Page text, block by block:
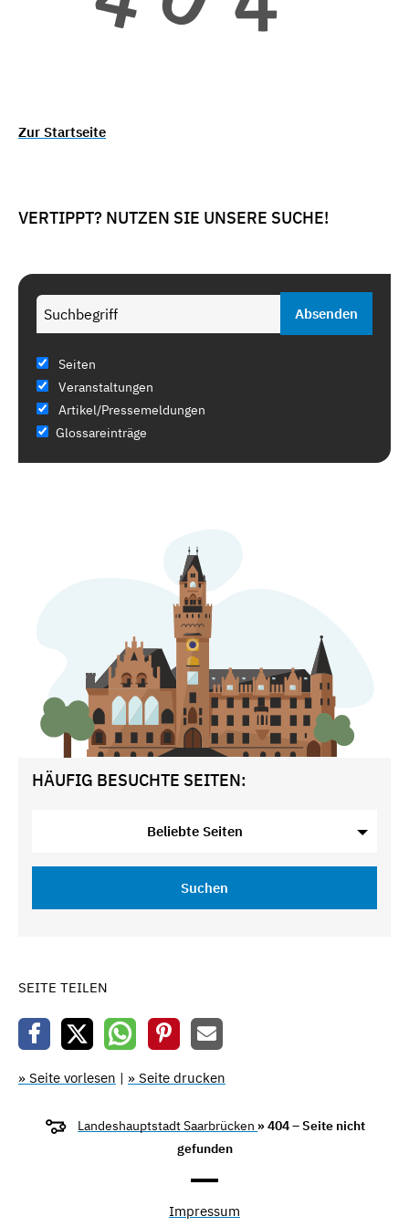
Zur Startseite
VERTIPPT? NUTZEN SIE UNSERE SUCHE!
Seiten
Veranstaltungen
Artikel/Pressemeldungen
Glossareinträge
HÄUFIG BESUCHTE SEITEN:
Beliebte Seiten
Suchen
SEITE TEILEN
» Seite vorlesen | » Seite drucken
Landeshauptstadt Saarbrücken » 404 – Seite nicht
gefunden
Impressum